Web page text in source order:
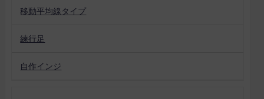
移動平均線タイプ
練行足
自作インジ